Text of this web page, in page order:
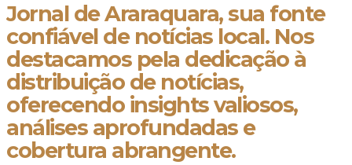
Jornal de Araraquara, sua fonte
confiável de notícias local. Nos
destacamos pela dedicação à
distribuição de notícias,
oferecendo insights valiosos,
análises aprofundadas e
cobertura abrangente.